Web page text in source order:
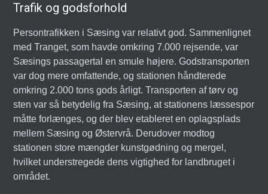
Trafik og godsforhold
Persontrafikken i Sæsing var relativt god. Sammenlignet
med Tranget, som havde omkring 7.000 rejsende, var
Sæsings passagertal en smule højere. Godstransporten
var dog mere omfattende, og stationen håndterede
omkring 2.000 tons gods årligt. Transporten af tørv og
sten var så betydelig fra Sæsing, at stationens læssespor
måtte forlænges, og der blev etableret en oplagsplads
mellem Sæsing og Østervrå. Derudover modtog
stationen store mængder kunstgødning og mergel,
hvilket understregede dens vigtighed for landbruget i
området.